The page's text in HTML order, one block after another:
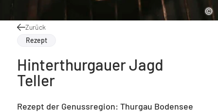
Zurück
Rezept
Hinterthurgauer Jagd
Teller
Rezept der Genussregion: Thurgau Bodensee